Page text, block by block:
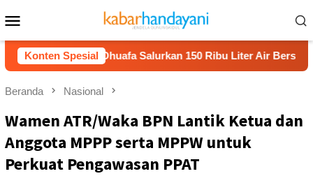
ke
kontenMobile
Konten Spesial
Dompet Dhuafa Salurkan 150 Ribu Liter Air Bersih ke
Beranda Nasional
Wamen ATR/Waka BPN Lantik Ketua dan
Anggota MPPP serta MPPW untuk
Perkuat Pengawasan PPAT